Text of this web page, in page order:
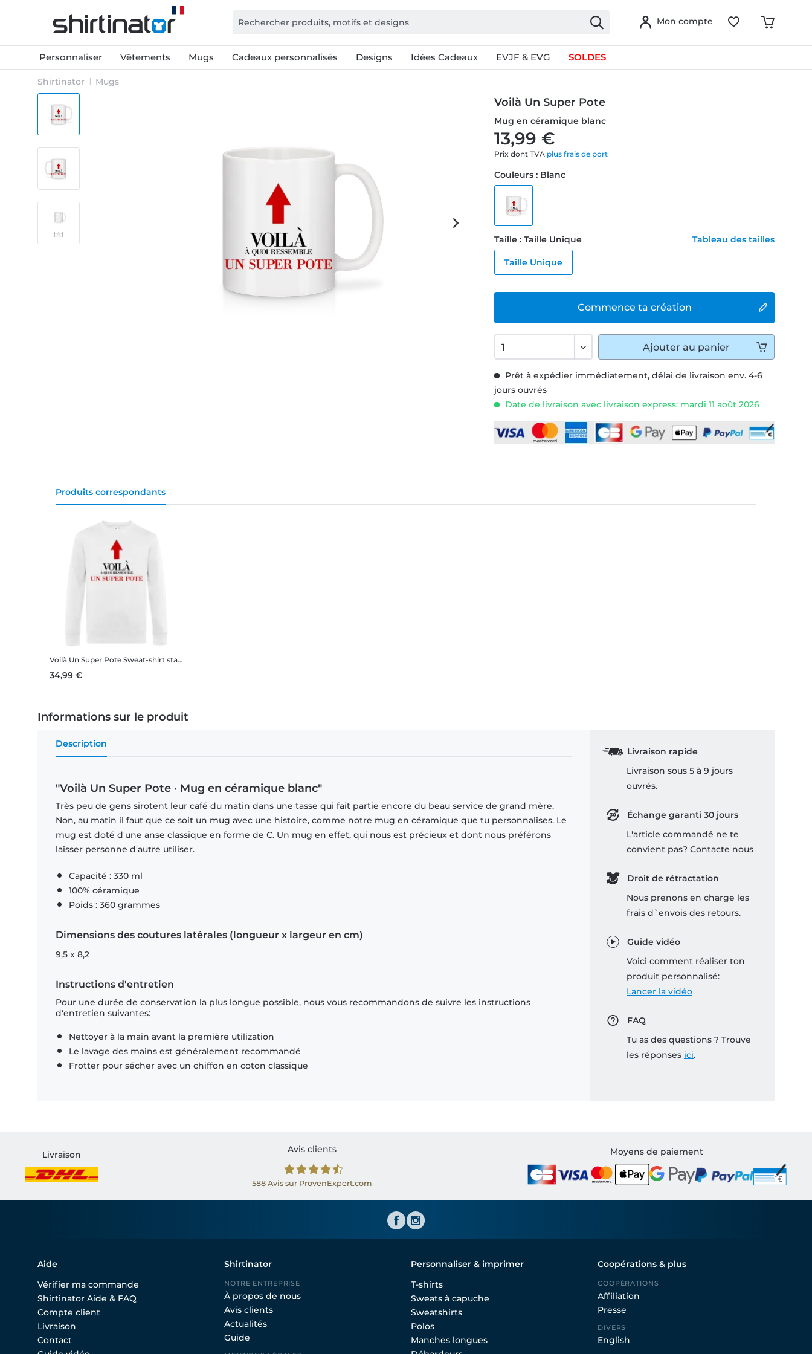
Mon compte
Personnaliser Vêtements Mugs Cadeaux personnalisés Designs Idées Cadeaux EVJF & EVG SOLDES
Shirtinator Mugs
Voilà Un Super Pote
Mug en céramique blanc
13,99 €
Prix dont TVA plus frais de port
Prêt à expédier immédiatement, délai de livraison env. 4-6
jours ouvrés
Date de livraison avec livraison express: mardi 11 août 2026
Commence ta création
Couleurs : Blanc
Taille : Taille Unique Tableau des tailles
Taille Unique
Ajouter au panier
Produits correspondants
Voilà Un Super Pote Sweat-shirt standard pour homme
34,99 €
Informations sur le produit
Description
"Voilà Un Super Pote · Mug en céramique blanc"
Très peu de gens sirotent leur café du matin dans une tasse qui fait partie encore du beau service de grand mère.
Non, au matin il faut que ce soit un mug avec une histoire, comme notre mug en céramique que tu personnalises. Le
mug est doté d'une anse classique en forme de C. Un mug en effet, qui nous est précieux et dont nous préférons
laisser personne d'autre utiliser.
Capacité : 330 ml
100% céramique
Poids : 360 grammes
Dimensions des coutures latérales (longueur x largeur en cm)
9,5 x 8,2
Instructions d'entretien
Pour une durée de conservation la plus longue possible, nous vous recommandons de suivre les instructions
d'entretien suivantes:
Nettoyer à la main avant la première utilization
Le lavage des mains est généralement recommandé
Frotter pour sécher avec un chiffon en coton classique
Livraison rapide
Livraison sous 5 à 9 jours
ouvrés.
Échange garanti 30 jours
L'article commandé ne te
convient pas? Contacte nous
Droit de rétractation
Nous prenons en charge les
frais d`envois des retours.
Guide vidéo
Voici comment réaliser ton
produit personnalisé:
Lancer la vidéo
FAQ
Tu as des questions ? Trouve
les réponses ici.
Livraison
Avis clients
588Avis sur ProvenExpert.com
Moyens de paiement
Aide
Vérifier ma commande
Shirtinator Aide & FAQ
Compte client
Livraison
Contact
Shirtinator
NOTRE ENTREPRISE
À propos de nous
Avis clients
Actualités
Guide
Personnaliser & imprimer
T-shirts
Sweats à capuche
Sweatshirts
Polos
Manches longues
Coopérations & plus
COOPÈRATIONS
Affiliation
Presse
DIVERS
English